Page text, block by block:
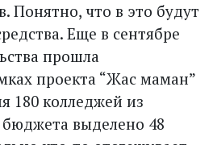
Понятно, что в это будут
Еще в сентябре
прошла
проекта “Жас маман”
180 колледжей из
бюджета выделено 48